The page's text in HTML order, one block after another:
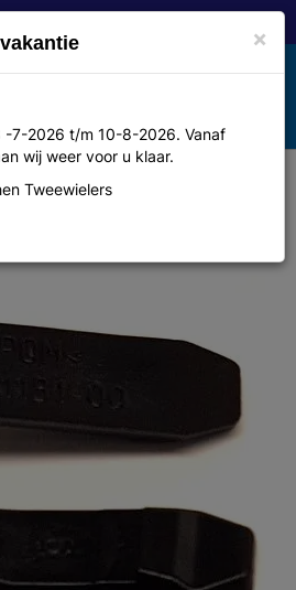
wig
×
-7-2026 t/m 10-8-2026. Vanaf
wij weer voor u klaar.
Tweewielers